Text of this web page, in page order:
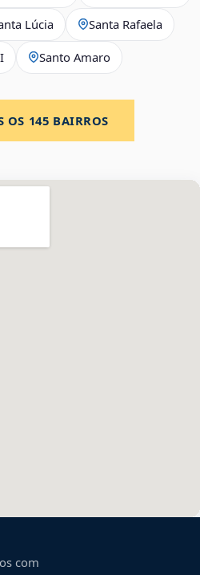
Lúcia Santa Rafaela
Santo Amaro
OS 145 BAIRROS
com